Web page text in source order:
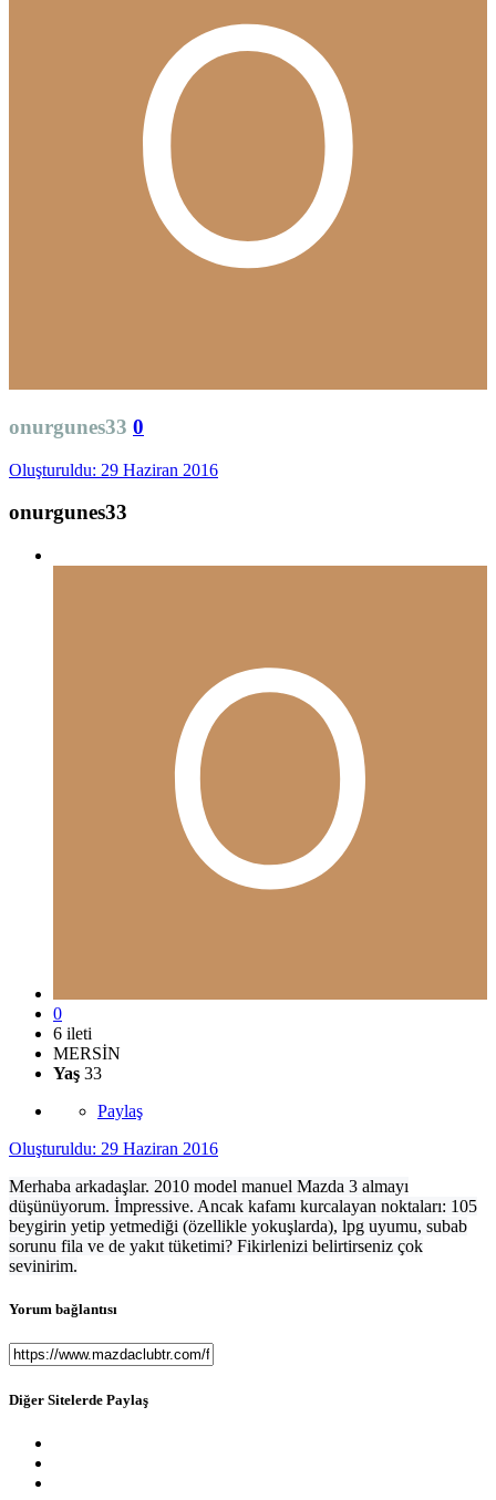
onurgunes33 0
Oluşturuldu: 29 Haziran 2016
onurgunes33
0
6 ileti
MERSİN
Yaş 33
Paylaş
Oluşturuldu: 29 Haziran 2016
Merhaba arkadaşlar. 2010 model manuel Mazda 3 almayı
düşünüyorum. İmpressive. Ancak kafamı kurcalayan noktaları: 105
beygirin yetip yetmediği (özellikle yokuşlarda), lpg uyumu, subab
sorunu fila ve de yakıt tüketimi? Fikirlenizi belirtirseniz çok
sevinirim.
Yorum bağlantısı
Diğer Sitelerde Paylaş